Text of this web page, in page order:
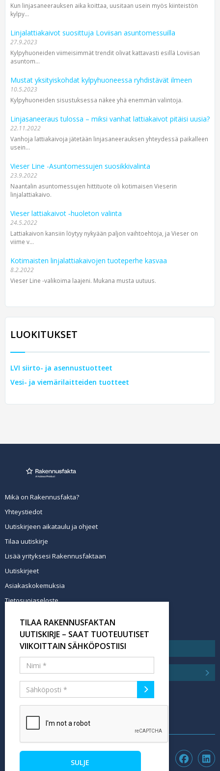
Kun linjasaneerauksen aika koittaa, uusitaan usein myös kiinteistön
kylpy­...
Linjalattiakaivot suosittuja Loviisan asuntomessuilla
27.9.2023
Kylpyhuoneiden viimeisimmät trendit olivat kattavasti esillä Loviisan
asuntom...
Mustat yksityiskohdat kylpyhuoneessa ryhdistävät ilmeen
10.5.2023
Kylpyhuoneiden sisustuksessa näkee yhä enemmän valintoja.
Linjasaneeraus tulossa – miksi vanhat lattiakaivot pitäisi uusia?
22.11.2022
Vanhoja lattiakaivoja jätetään linjasaneerauksen yhteydessä paikalleen
usein...
Vieser Line -Asuntomessujen suosikkivalinta
23.9.2022
Naantalin asuntomessujen hittituote oli kotimaisen Vieserin
linjalattiakaivo.
Vieser lattiakaivot ‐huoleton valinta
24.5.2022
Lattiakaivon kansiin löytyy nykyään paljon vaihtoehtoja, ja Vieser on
viime v...
Kotimaisten linjalattiakaivojen tuoteperhe kasvaa
8.2.2022
Vieser Line -valikoima laajeni. Mukana musta uutuus.
LUOKITUKSET
LVI siirto- ja asennustuotteet
Vesi- ja viemärilaitteiden tuotteet
Mikä on Rakennusfakta?
Yhteystiedot
Uutiskirjeen aikataulu ja ohjeet
Tilaa uutiskirje
Lisää yrityksesi Rakennusfaktaan
Uutiskirjeet
Asiakaskokemuksia
Tietosuojaseloste
Tilaa uutiskirje
TILAA RAKENNUSFAKTAN
UUTISKIRJE – SAAT TUOTEUUTISET
VIIKOITTAIN SÄHKÖPOSTIISI
SULJE